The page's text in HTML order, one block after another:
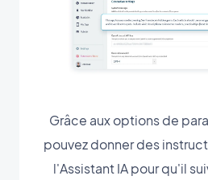
Grâce aux options de
pouvez donner des
l'Assistant IA pour qu'il